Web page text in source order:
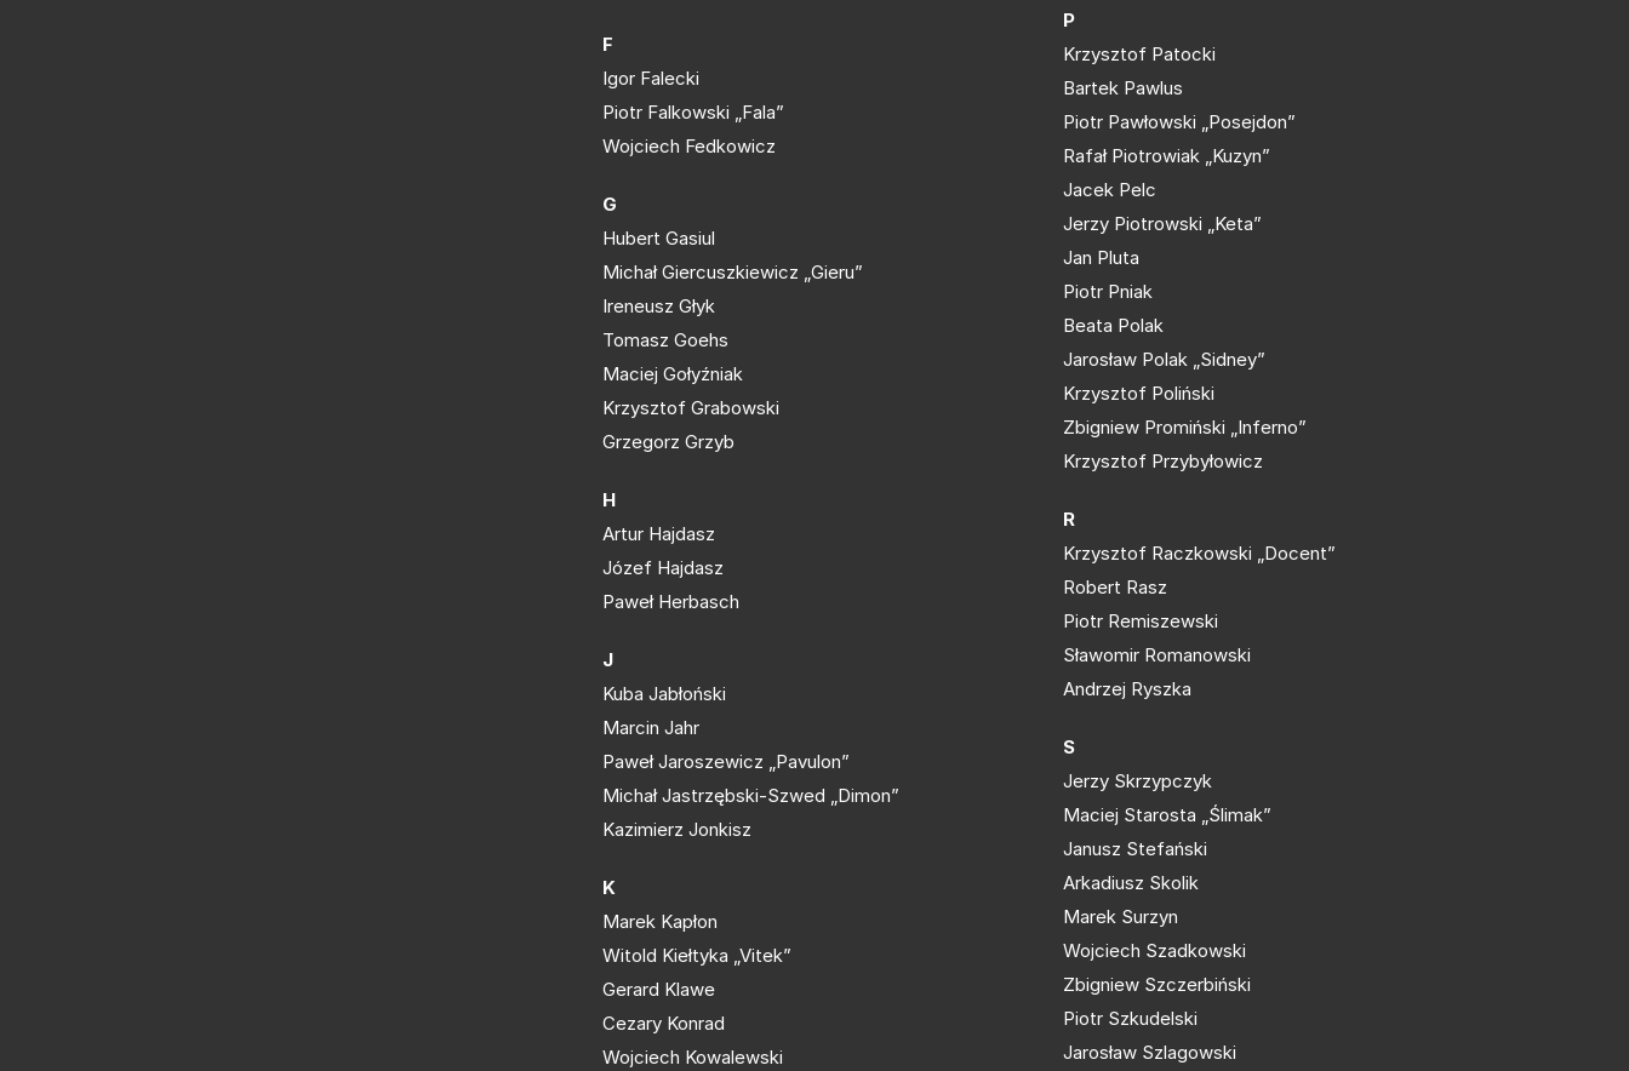
F
Igor Falecki
Piotr Falkowski „Fala”
Wojciech Fedkowicz
G
Hubert Gasiul
Michał Giercuszkiewicz „Gieru”
Ireneusz Głyk
Tomasz Goehs
Maciej Gołyźniak
Krzysztof Grabowski
Grzegorz Grzyb
H
Artur Hajdasz
Józef Hajdasz
Paweł Herbasch
J
Kuba Jabłoński
Marcin Jahr
Paweł Jaroszewicz „Pavulon”
Michał Jastrzębski-Szwed „Dimon”
Kazimierz Jonkisz
K
Marek Kapłon
Witold Kiełtyka „Vitek”
Gerard Klawe
Cezary Konrad
Wojciech Kowalewski
P
Krzysztof Patocki
Bartek Pawlus
Piotr Pawłowski „Posejdon”
Rafał Piotrowiak „Kuzyn”
Jacek Pelc
Jerzy Piotrowski „Keta”
Jan Pluta
Piotr Pniak
Beata Polak
Jarosław Polak „Sidney”
Krzysztof Poliński
Zbigniew Promiński „Inferno”
Krzysztof Przybyłowicz
R
Krzysztof Raczkowski „Docent”
Robert Rasz
Piotr Remiszewski
Sławomir Romanowski
Andrzej Ryszka
S
Jerzy Skrzypczyk
Maciej Starosta „Ślimak”
Janusz Stefański
Arkadiusz Skolik
Marek Surzyn
Wojciech Szadkowski
Zbigniew Szczerbiński
Piotr Szkudelski
Jarosław Szlagowski